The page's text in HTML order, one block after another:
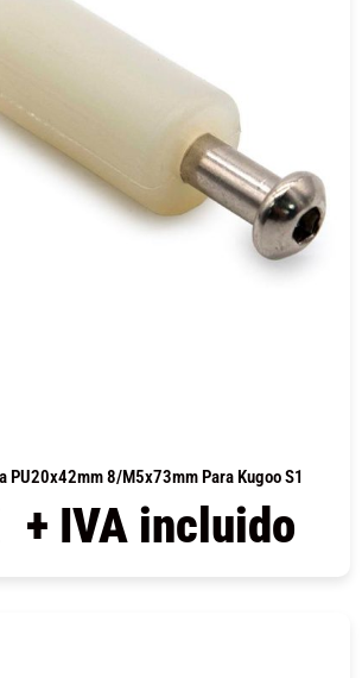
PU20x42mm 8/M5x73mm Para Kugoo S1
+ IVA incluido